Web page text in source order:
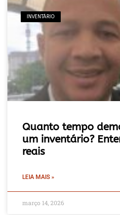
INVENTÁRIO
Quanto tempo
um inventário?
reais
LEIA MAIS »
março 14, 2026